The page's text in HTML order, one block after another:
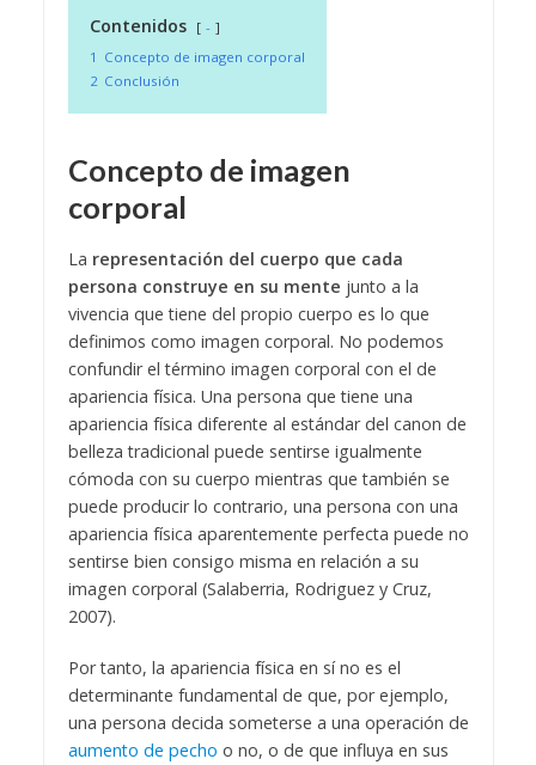
Contenidos
-
1 Concepto de imagen corporal
2 Conclusión
Concepto de imagen
corporal
La representación del cuerpo que cada
persona construye en su mente junto a la
vivencia que tiene del propio cuerpo es lo que
definimos como imagen corporal. No podemos
confundir el término imagen corporal con el de
apariencia física. Una persona que tiene una
apariencia física diferente al estándar del canon de
belleza tradicional puede sentirse igualmente
cómoda con su cuerpo mientras que también se
puede producir lo contrario, una persona con una
apariencia física aparentemente perfecta puede no
sentirse bien consigo misma en relación a su
imagen corporal (Salaberria, Rodriguez y Cruz,
2007).
Por tanto, la apariencia física en sí no es el
determinante fundamental de que, por ejemplo,
una persona decida someterse a una operación de
aumento de pecho o no, o de que influya en sus